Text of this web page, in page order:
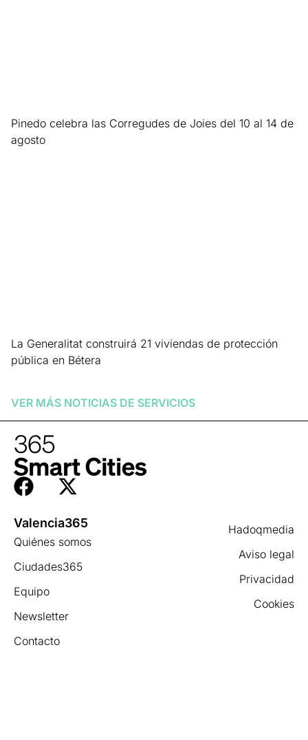
Pinedo celebra las Corregudes de Joies del 10 al 14 de
agosto
La Generalitat construirá 21 viviendas de protección
pública en Bétera
VER MÁS NOTICIAS DE SERVICIOS
Hadoqmedia
Aviso legal
Privacidad
Cookies
Valencia365
Quiénes somos
Ciudades365
Equipo
Newsletter
Contacto